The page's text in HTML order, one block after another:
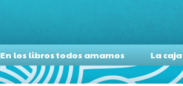
En los libros todos amamos La